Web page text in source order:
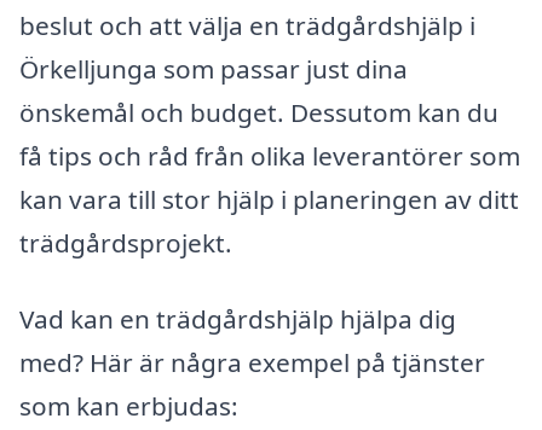
beslut och att välja en trädgårdshjälp i
Örkelljunga som passar just dina
önskemål och budget. Dessutom kan du
få tips och råd från olika leverantörer som
kan vara till stor hjälp i planeringen av ditt
trädgårdsprojekt.
Vad kan en trädgårdshjälp hjälpa dig
med? Här är några exempel på tjänster
som kan erbjudas: